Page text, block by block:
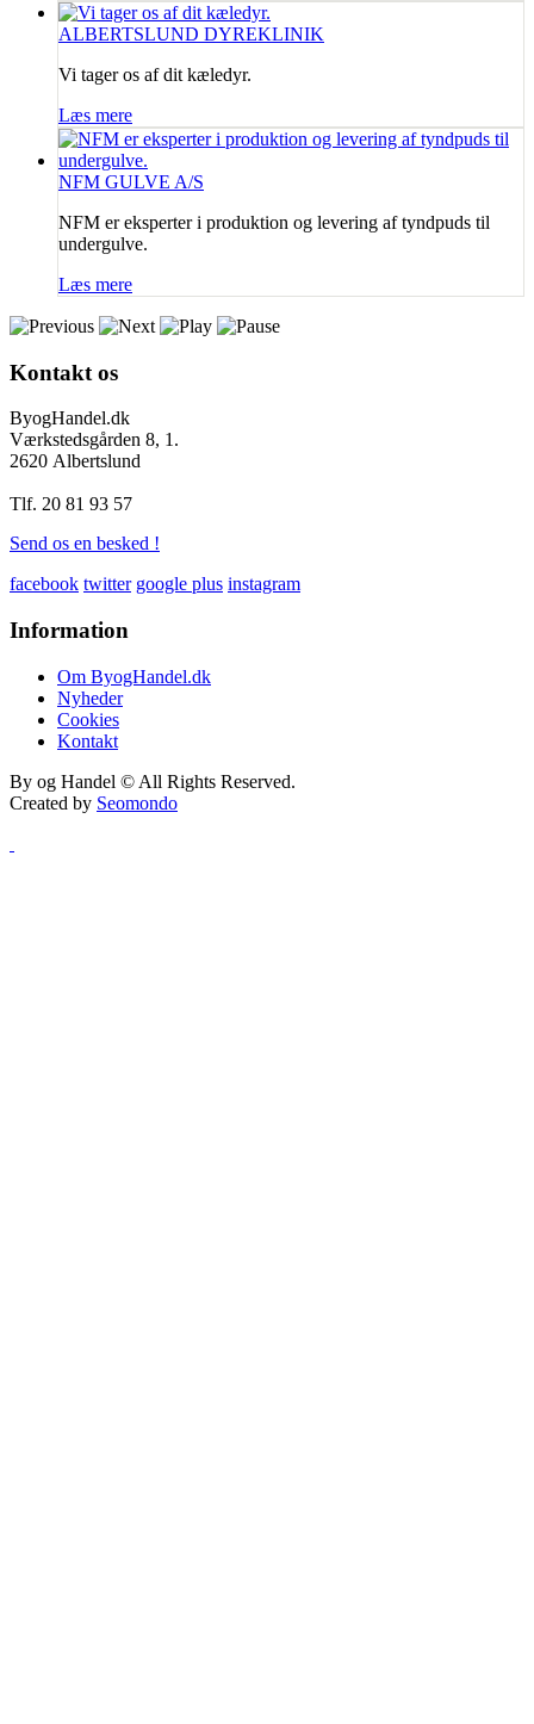
ALBERTSLUND DYREKLINIK
Vi tager os af dit kæledyr.
Læs mere
NFM GULVE A/S
NFM er eksperter i produktion og levering af tyndpuds til
undergulve.
Læs mere
Kontakt os
ByogHandel.dk
Værkstedsgården 8, 1.
2620 Albertslund
Tlf. 20 81 93 57
Send os en besked !
facebook twitter google plus instagram
Information
Om ByogHandel.dk
Nyheder
Cookies
Kontakt
By og Handel © All Rights Reserved.
Created by Seomondo